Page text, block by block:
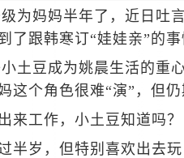
为妈妈半年了，近日吐
了跟韩寒订“娃娃亲”的
土豆成为姚晨生活的重
这个角色很难“演”，但
工作，小土豆知道吗？
岁，但特别喜欢出去玩